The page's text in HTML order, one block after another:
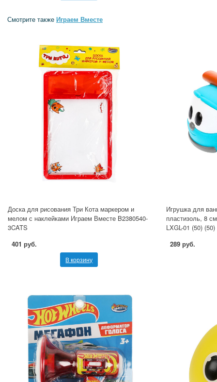
Смотрите также Играем Вместе
Доска для рисования Три Кота маркером и
мелом с наклейками Играем Вместе B2380540-
3CATS
401 руб.
В корзину
Игрушка для
пластизоль, 8
LXGL-01 (50)
289 руб.